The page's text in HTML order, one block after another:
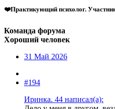
❤️Практикующий психолог.
Команда форума
Хороший человек
31 Май 2026
#194
Иринка. 44 написал(а):